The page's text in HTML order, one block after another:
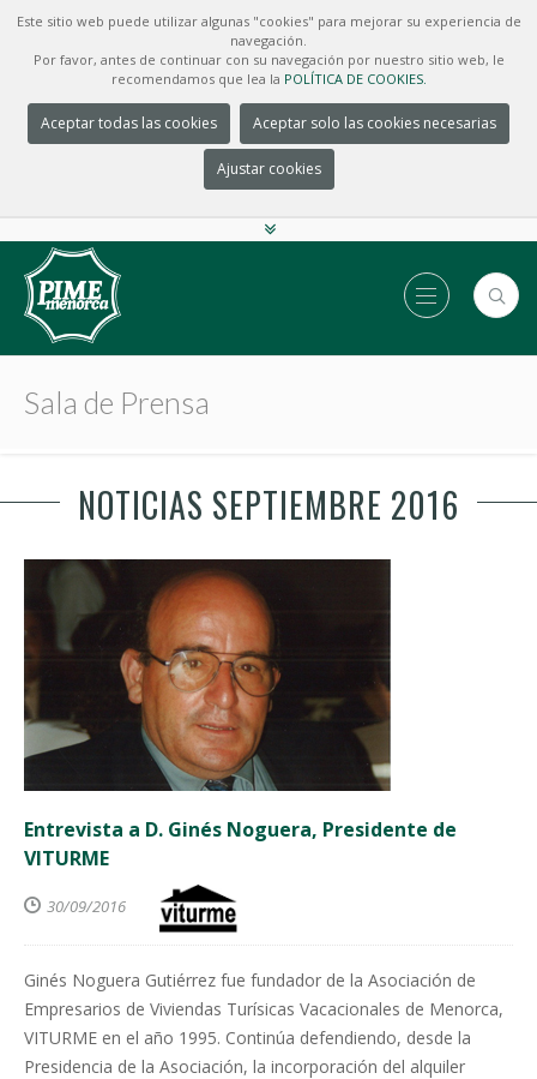
Este sitio web puede utilizar algunas "cookies" para mejorar su experiencia de
navegación.
Por favor, antes de continuar con su navegación por nuestro sitio web, le
recomendamos que lea la POLÍTICA DE COOKIES.
Aceptar todas las cookies Aceptar solo las cookies necesarias
Ajustar cookies
Sala de Prensa
NOTICIAS SEPTIEMBRE 2016
Entrevista a D. Ginés Noguera, Presidente de
VITURME
30/09/2016
Ginés Noguera Gutiérrez fue fundador de la Asociación de
Empresarios de Viviendas Turísicas Vacacionales de Menorca,
VITURME en el año 1995. Continúa defendiendo, desde la
Presidencia de la Asociación, la incorporación del alquiler